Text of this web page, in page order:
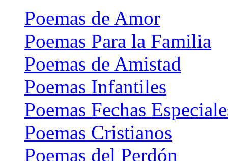
Poemas de Amor
Poemas Para la Familia
Poemas de Amistad
Poemas Infantiles
Poemas Fechas
Poemas Cristianos
Poemas del Perdón